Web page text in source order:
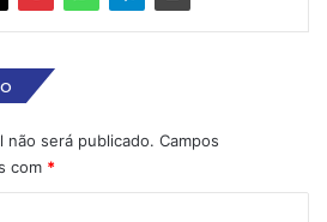
não será publicado. Campos
com *